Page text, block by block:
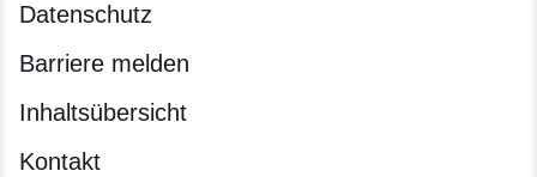
Datenschutz
Barriere melden
Inhaltsübersicht
Kontakt